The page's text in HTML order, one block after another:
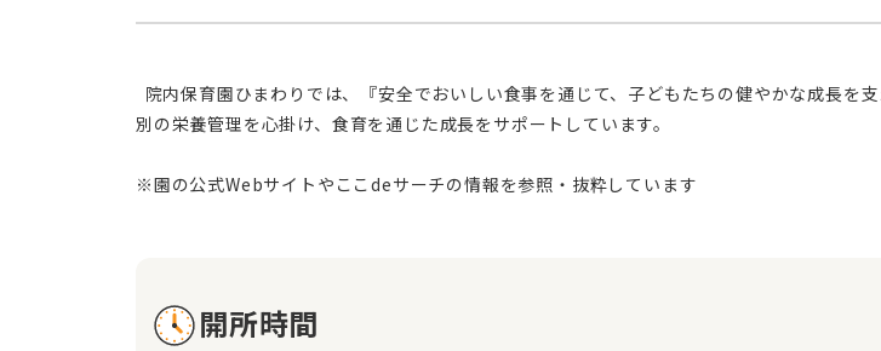
別の栄養管理を心掛け、食育を通じた成長をサポートしています。
開所時間